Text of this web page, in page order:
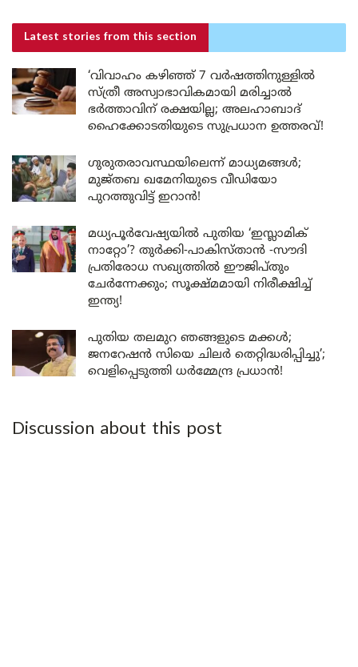
Latest stories from this section
‘വിവാഹം കഴിഞ്ഞ് 7 വർഷത്തിനുള്ളിൽ
സ്ത്രീ അസ്വാഭാവികമായി മരിച്ചാൽ
ഭർത്താവിന് രക്ഷയില്ല; അലഹാബാദ്
ഹൈക്കോടതിയുടെ സുപ്രധാന ഉത്തരവ്!
ഗുരുതരാവസ്ഥയിലെന്ന് മാധ്യമങ്ങൾ;
മുജ്തബ ഖമേനിയുടെ വീഡിയോ
പുറത്തുവിട്ട് ഇറാൻ!
മധ്യപൂർവേഷ്യയിൽ പുതിയ ‘ഇസ്ലാമിക്
നാറ്റോ’? തുർക്കി-പാകിസ്താൻ -സൗദി
പ്രതിരോധ സഖ്യത്തിൽ ഈജിപ്തും
ചേർന്നേക്കും; സൂക്ഷ്മമായി നിരീക്ഷിച്ച്
ഇന്ത്യ!
പുതിയ തലമുറ ഞങ്ങളുടെ മക്കൾ;
ജനറേഷൻ സിയെ ചിലർ തെറ്റിദ്ധരിപ്പിച്ചു’;
വെളിപ്പെടുത്തി ധർമ്മേന്ദ്ര പ്രധാൻ!
Discussion about this post